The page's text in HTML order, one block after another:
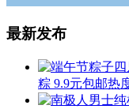
最新发布
粽 9.9元包邮热